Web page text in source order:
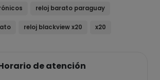
reloj barato paraguay
reloj blackview x20 x20
de atención